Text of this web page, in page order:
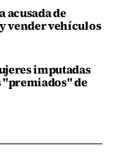
acusada de
vender vehículos
imputadas
"premiados" de